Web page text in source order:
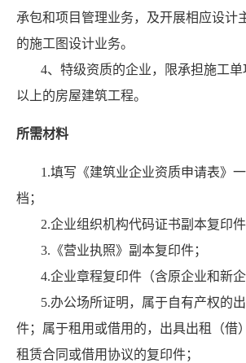
承包和项目管理业务，及开展相应设计
的施工图设计业务。
4、特级资质的企业，限承担施工单
以上的房屋建筑工程。
所需材料
1.填写《建筑业企业资质申请表》
档；
2.企业组织机构代码证书副本复印件
3.《营业执照》副本复印件；
4.企业章程复印件（含原企业和新企
5.办公场所证明，属于自有产权的
件；属于租用或借用的，出具出租（借
租赁合同或借用协议的复印件；